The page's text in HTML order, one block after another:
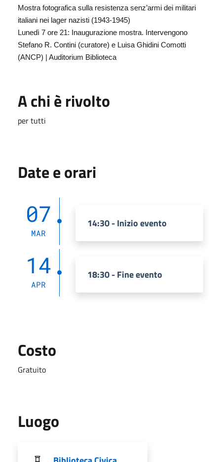
Mostra fotografica sulla resistenza senz’armi dei militari
italiani nei lager nazisti (1943-1945)
Lunedì 7 ore 21: Inaugurazione mostra. Intervengono
Stefano R. Contini (curatore) e Luisa Ghidini Comotti
(ANCP) | Auditorium Biblioteca
A chi è rivolto
per tutti
Date e orari
07
MAR
14:30 - Inizio evento
14
APR
18:30 - Fine evento
Costo
Gratuito
Luogo